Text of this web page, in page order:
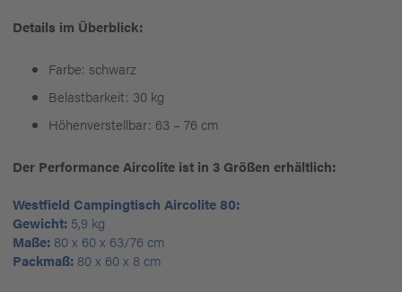
Details im Überblick:
Farbe: schwarz
Belastbarkeit: 30 kg
Höhenverstellbar: 63 – 76 cm
Der Performance Aircolite ist in 3 Größen erhältlich:
Westfield Campingtisch Aircolite 80:
Gewicht: 5,9 kg
Maße: 80 x 60 x 63/76 cm
Packmaß: 80 x 60 x 8 cm